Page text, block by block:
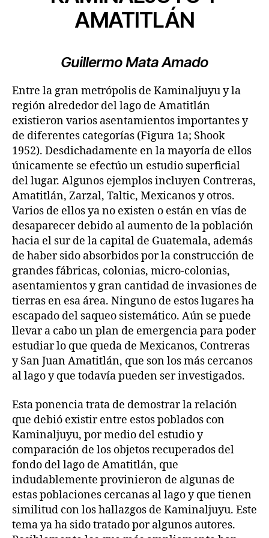
AMATITLÁN
Guillermo Mata Amado
Entre la gran metrópolis de Kaminaljuyu y la
región alrededor del lago de Amatitlán
existieron varios asentamientos importantes y
de diferentes categorías (Figura 1a; Shook
1952). Desdichadamente en la mayoría de ellos
únicamente se efectúo un estudio superficial
del lugar. Algunos ejemplos incluyen Contreras,
Amatitlán, Zarzal, Taltic, Mexicanos y otros.
Varios de ellos ya no existen o están en vías de
desaparecer debido al aumento de la población
hacia el sur de la capital de Guatemala, además
de haber sido absorbidos por la construcción de
grandes fábricas, colonias, micro-colonias,
asentamientos y gran cantidad de invasiones de
tierras en esa área. Ninguno de estos lugares ha
escapado del saqueo sistemático. Aún se puede
llevar a cabo un plan de emergencia para poder
estudiar lo que queda de Mexicanos, Contreras
y San Juan Amatitlán, que son los más cercanos
al lago y que todavía pueden ser investigados.
Esta ponencia trata de demostrar la relación
que debió existir entre estos poblados con
Kaminaljuyu, por medio del estudio y
comparación de los objetos recuperados del
fondo del lago de Amatitlán, que
indudablemente provinieron de algunas de
estas poblaciones cercanas al lago y que tienen
similitud con los hallazgos de Kaminaljuyu. Este
tema ya ha sido tratado por algunos autores.